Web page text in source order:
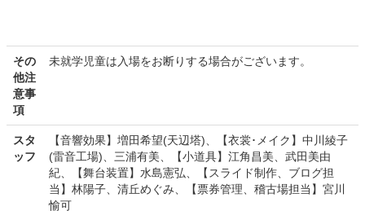
その
他注
意事
項
未就学児童は入場をお断りする場合がございます。
スタ
ッフ
【音響効果】増田希望(天辺塔)、【衣裳･メイク】中川綾子
(雷音工場)、三浦有美、【小道具】江角昌美、武田美由
紀、【舞台装置】水島憲弘、【スライド制作、ブログ担
当】林陽子、清丘めぐみ、【票券管理、稽古場担当】宮川
愉可